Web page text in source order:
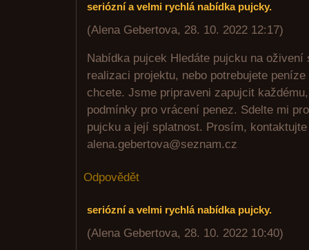
seriózní a velmi rychlá nabídka pujcky.
(Alena Gebertova, 28. 10. 2022 12:17)
Nabídka pujcek Hledáte pujcku na
realizaci projektu, nebo potrebujete
chcete. Jsme pripraveni zapujcit
podmínky pro vrácení penez. Sdelte mi
pujcku a její splatnost. Prosím,
alena.gebertova@seznam.cz
Odpovědět
seriózní a velmi rychlá nabídka pujcky.
(Alena Gebertova, 28. 10. 2022 10:40)